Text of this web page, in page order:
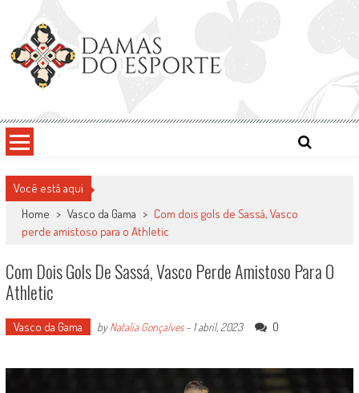
content
Damas do Esporte
Você está aqui
Home > Vasco da Gama > Com dois gols de Sassá, Vasco
perde amistoso para o Athletic
Com Dois Gols De Sassá, Vasco Perde Amistoso Para O
Athletic
Vasco da Gama byNatalia Gonçalves- 1 abril, 2023 0